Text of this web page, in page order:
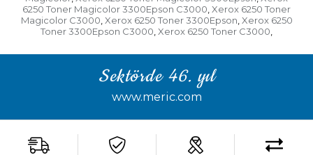
6250 Toner Magicolor 3300Epson C3000, Xerox 6250 Toner
Magicolor C3000, Xerox 6250 Toner 3300Epson, Xerox 6250
Toner 3300Epson C3000, Xerox 6250 Toner C3000,
Sektörde 46. yıl
www.meric.com